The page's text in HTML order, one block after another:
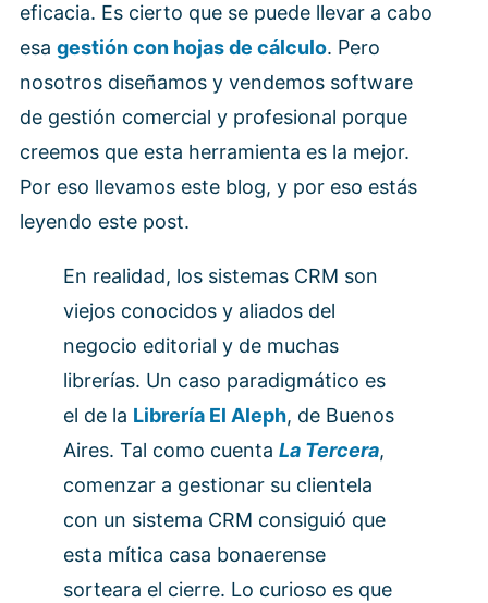
eficacia. Es cierto que se puede llevar a cabo
esa gestión con hojas de cálculo. Pero
nosotros diseñamos y vendemos software
de gestión comercial y profesional porque
creemos que esta herramienta es la mejor.
Por eso llevamos este blog, y por eso estás
leyendo este post.
En realidad, los sistemas CRM son
viejos conocidos y aliados del
negocio editorial y de muchas
librerías. Un caso paradigmático es
el de la Librería El Aleph, de Buenos
Aires. Tal como cuenta La Tercera,
comenzar a gestionar su clientela
con un sistema CRM consiguió que
esta mítica casa bonaerense
sorteara el cierre. Lo curioso es que